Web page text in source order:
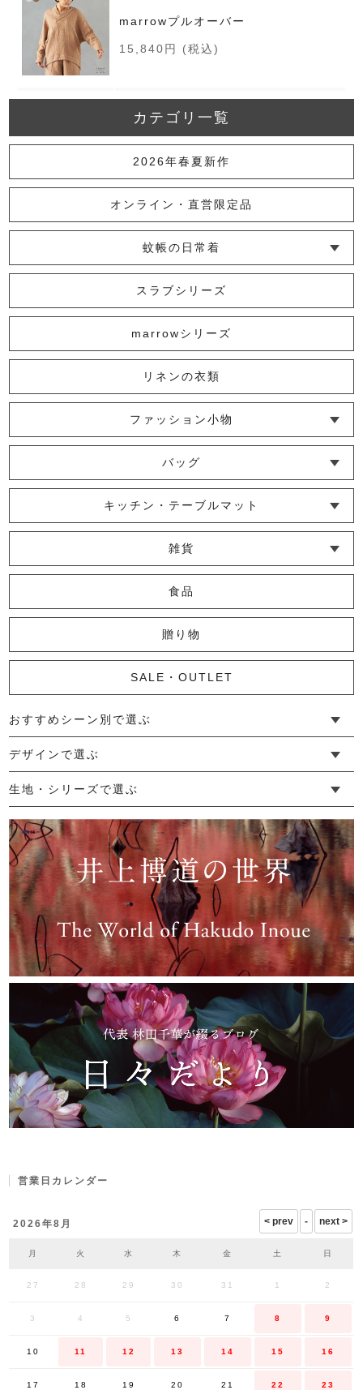
marrowプルオーバー
15,840円 (税込)
【 FIVE SENSES 703 】marrowハ
オリ
41,800円 (税込)
スラブボリューム袖トップス
14,300円 (税込)
【リニューアル】marrowガウン
33,000円 (税込)
スラブストレートパンツ（Ｌ）
11,000円 (税込)
スラブベーシックトップス（Ｌ）
11,000円 (税込)
marrowテーパードパンツ
24,200円 (税込)
22,000円 (税込)
カテゴリ一覧
2026年春夏新作
オンライン・直営限定品
蚊帳の日常着
└ インナー
└ トップス
└ ワンピース
└ パンツ
└ スカート
└ 羽織りもの
└ キッズ・ベビー
スラブシリーズ
marrowシリーズ
リネンの衣類
ファッション小物
└ ショール・ストール
└ マスク
└ 靴下・アームカバー
バッグ
└ ポシェット・ショルダーバッグ
└ トートバッグ
└ 巾着バッグ
キッチン・テーブルマット
└ 蚊帳のふきん
└ かっぽう着・エプロン
└ その他キッチン小物
└ コースター
└ ランチョンマット・プレースマット
└ テーブルランナー・テーブルセンター
雑貨
└ その他小物
└ タオル・ハンカチ
└ ポーチ
└ インテリア
食品
贈り物
SALE・OUTLET
おすすめシーン別で選ぶ
└ 新生活
└ 和装
└ 旅行
└ 快眠
└ お祝い
デザインで選ぶ
└ ゆったりデザイン
└ 小柄さんにおすすめデザイン
└ 袖付きデザイン
└ メンズ・ユニセックスデザイン
└ 暮らしの黒色特集
生地・シリーズで選ぶ
└ 手紬手織り麻
└ 先染め麻
└ からみ織
└ グレーズリネン
└ 綿麻帆布
└ リネンツイード
└ リネンハンプ
└ ざっくり麻
└ オーガニックの蚊帳
└ かやキノミシリーズ
└ ふちどりシリーズ
└ 花紋シリーズ
└ 小紋シリーズ
└ 華わびシリーズ
└ 波ステッチシリーズ
└ あゆみ鹿シリーズ
└ 森の鹿シリーズ
└ まほろばシリーズ
└ 刺し子渦シリーズ
└ 革の水玉シリーズ
└ 新ビオシリーズ
営業日カレンダー
2026年8月
月 火 水 木 金 土 日
27 28 29 30 31 1 2
3 4 5 6 7 8 9
10 11 12 13 14 15 16
17 18 19 20 21 22 23